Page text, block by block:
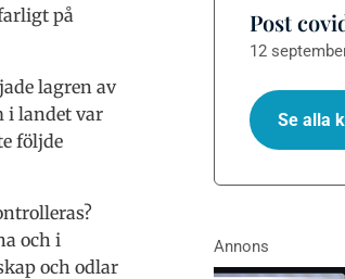
på
lagren av
i landet var
följde
och i
och odlar
Post
12
Se alla